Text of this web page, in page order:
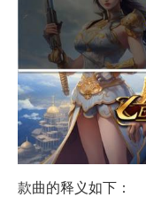
款曲的释义如下：